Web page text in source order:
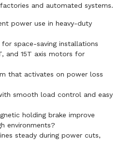
and automated systems.
power use in heavy-duty
space-saving installations
and 15T axis motors for
that activates on power loss
smooth load control and easy
holding brake improve
environments?
steady during power cuts,